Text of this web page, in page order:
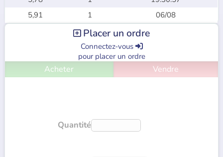
5,91
1 06/08
Placer un ordre
Connectez-vous 
pour placer un ordre
Acheter Vendre
Quantité